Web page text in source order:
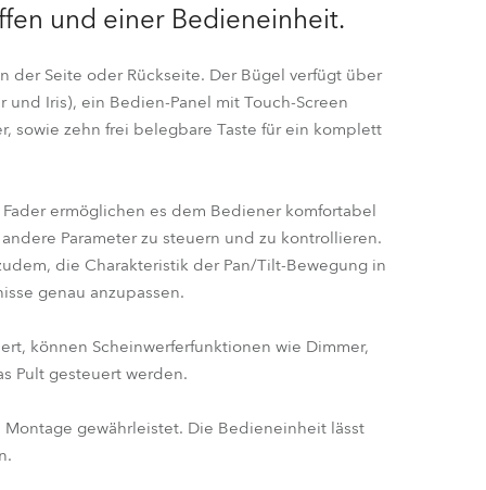
Frankreich
Internationaler Vertrieb
Global
Russischsprachige Gebiete
Lateinamerika
und einer Bedieneinheit.
der Seite oder Rückseite. Der Bügel verfügt über
und Iris), ein Bedien-Panel mit Touch-Screen
sowie zehn frei belegbare Taste für ein komplett
ermöglichen es dem Bediener komfortabel
Parameter zu steuern und zu kontrollieren.
die Charakteristik der Pan/Tilt-Bewegung in
genau anzupassen.
können Scheinwerferfunktionen wie Dimmer,
Pult gesteuert werden.
gewährleistet. Die Bedieneinheit lässt